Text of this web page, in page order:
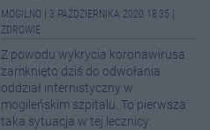
MOGILNO 3 PAŹDZIERNIKA 2020 18:35
ZDROWIE
Z powodu wykrycia koronawirusa
zamknięto dziś do odwołania
oddział internistyczny w
mogileńskim szpitalu. To pierwsza
taka sytuacja w tej lecznicy.